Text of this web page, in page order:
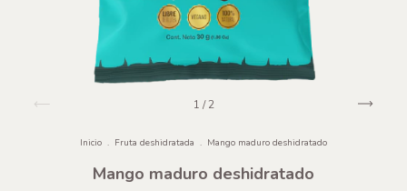
1 /2
Inicio . Fruta deshidratada . Mango maduro deshidratado
Mango maduro deshidratado